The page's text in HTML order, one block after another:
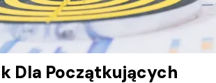
Dla Początkujących